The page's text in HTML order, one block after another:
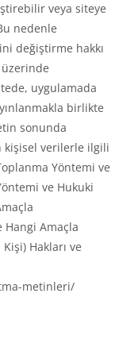
veya siteye
nedenle
değiştirme hakkı
üzerinde
uygulamada
birlikte
sonunda
kişisel verilerle ilgili
Yöntemi ve
ve Hukuki
Hangi Amaçla
Hakları ve
metinleri/